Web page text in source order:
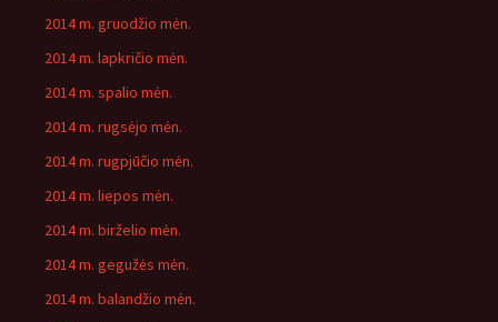
2014 m. gruodžio mėn.
2014 m. lapkričio mėn.
2014 m. spalio mėn.
2014 m. rugsėjo mėn.
2014 m. rugpjūčio mėn.
2014 m. liepos mėn.
2014 m. birželio mėn.
2014 m. gegužės mėn.
2014 m. balandžio mėn.